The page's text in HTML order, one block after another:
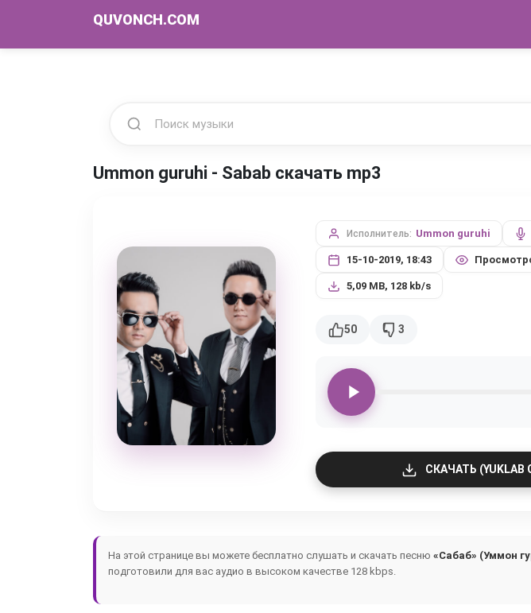
QUVONCH.COM
Ummon guruhi - Sabab скачать mp3
Исполнитель: Ummon guruhi
15-10-2019, 18:43
5,09 MB, 128 kb/s
50 3
СКАЧАТЬ (YUKLAB
На этой странице вы можете бесплатно слушать и скачать песню «Сабаб» (Уммон
подготовили для вас аудио в высоком качестве 128 kbps.